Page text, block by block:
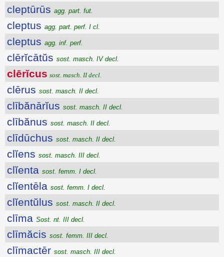
cleptūrūs agg. part. fut.
cleptus agg. part. perf. I cl.
cleptus agg. inf. perf.
clērĭcātŭs sost. masch. IV decl.
clērĭcus sost. masch. II decl.
clērus sost. masch. II decl.
clībănārĭus sost. masch. II decl.
clībănus sost. masch. II decl.
clīdūchus sost. masch. II decl.
clĭens sost. masch. III decl.
clĭenta sost. femm. I decl.
clĭentēla sost. femm. I decl.
clĭentŭlus sost. masch. II decl.
clīma Sost. nt. III decl.
clīmăcis sost. femm. III decl.
clīmactēr sost. masch. III decl.